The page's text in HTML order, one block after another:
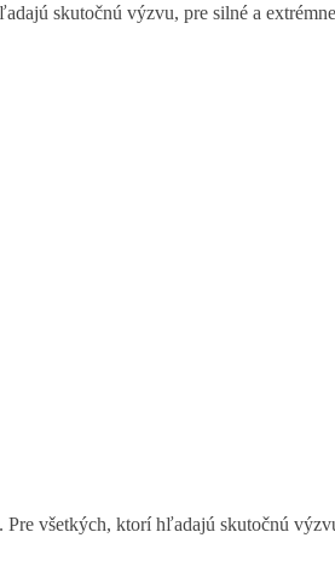
skutočnú výzvu, pre silné a
Pre všetkých, ktorí hľadajú skutočnú